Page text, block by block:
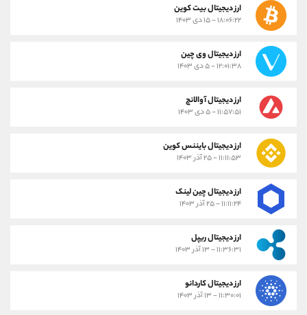
ارز دیجیتال بیت کوین
۱۸:۰۶:۲۲ - ۱۵ دی ۱۴۰۳
ارز دیجیتال وی چین
۱۲:۰۱:۳۸ - ۵ دی ۱۴۰۳
ارز دیجیتال آوالانچ
۱۱:۵۷:۵۱ - ۵ دی ۱۴۰۳
ارز دیجیتال بایننس کوین
۱۱:۱۱:۵۳ - ۲۵ آذر ۱۴۰۳
ارز دیجیتال چین لینک
۱۱:۱۱:۲۴ - ۲۵ آذر ۱۴۰۳
ارز دیجیتال ریپل
۱۱:۳۶:۳۱ - ۱۳ آذر ۱۴۰۳
ارز دیجیتال کاردانو
۱۱:۳۰:۰۱ - ۱۳ آذر ۱۴۰۳